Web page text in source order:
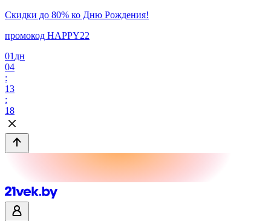
Скидки до 80% ко Дню Рождения!
промокод HAPPY22
01 дн
04
:
13
:
18